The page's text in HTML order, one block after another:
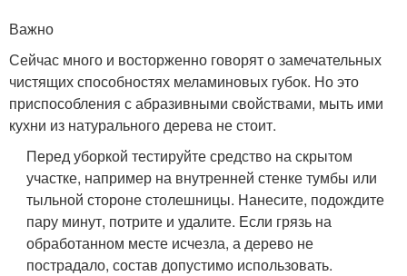
Важно
Сейчас много и восторженно говорят о замечательных
чистящих способностях меламиновых губок. Но это
приспособления с абразивными свойствами, мыть ими
кухни из натурального дерева не стоит.
Перед уборкой тестируйте средство на скрытом
участке, например на внутренней стенке тумбы или
тыльной стороне столешницы. Нанесите, подождите
пару минут, потрите и удалите. Если грязь на
обработанном месте исчезла, а дерево не
пострадало, состав допустимо использовать.